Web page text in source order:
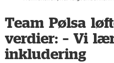
Team Pølsa
verdier: – Vi
inkludering